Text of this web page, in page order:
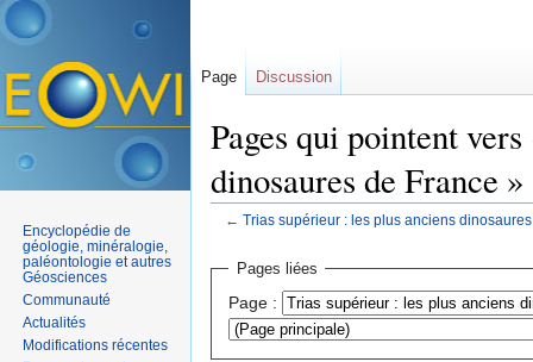
Pages qui pointent
dinosaures de France »
← Trias supérieur : les plus anciens
Pages liées
Page :
Page Discussion
Encyclopédie de
géologie, minéralogie,
paléontologie et autres
Géosciences
Communauté
Actualités
Modifications récentes